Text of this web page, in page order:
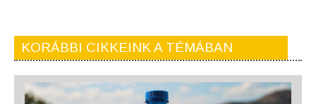
KORÁBBI CIKKEINK A TÉMÁBAN